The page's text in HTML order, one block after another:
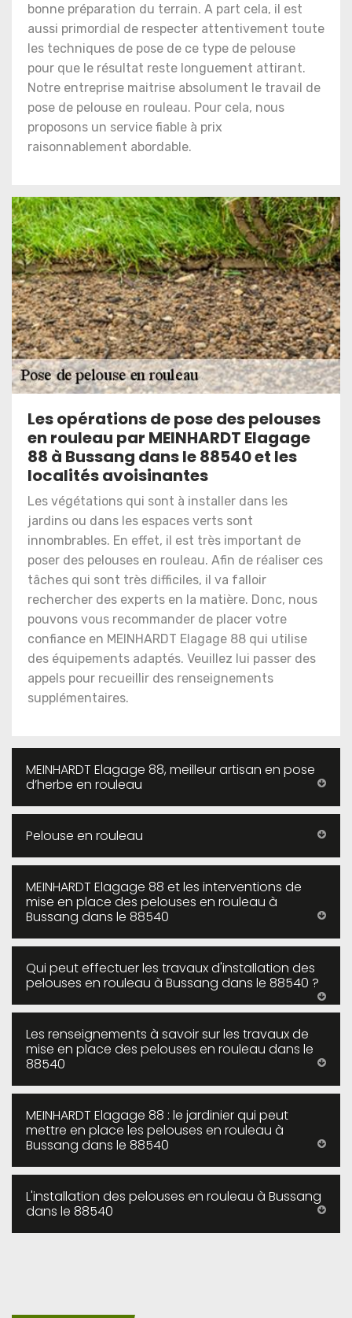
bonne préparation du terrain. A part cela, il est
aussi primordial de respecter attentivement toute
les techniques de pose de ce type de pelouse
pour que le résultat reste longuement attirant.
Notre entreprise maitrise absolument le travail de
pose de pelouse en rouleau. Pour cela, nous
proposons un service fiable à prix
raisonnablement abordable.
Les opérations de pose des pelouses
en rouleau par MEINHARDT Elagage
88 à Bussang dans le 88540 et les
localités avoisinantes
Les végétations qui sont à installer dans les
jardins ou dans les espaces verts sont
innombrables. En effet, il est très important de
poser des pelouses en rouleau. Afin de réaliser ces
tâches qui sont très difficiles, il va falloir
rechercher des experts en la matière. Donc, nous
pouvons vous recommander de placer votre
confiance en MEINHARDT Elagage 88 qui utilise
des équipements adaptés. Veuillez lui passer des
appels pour recueillir des renseignements
supplémentaires.
MEINHARDT Elagage 88, meilleur artisan en pose
d’herbe en rouleau
Pelouse en rouleau
MEINHARDT Elagage 88 et les interventions de
mise en place des pelouses en rouleau à
Bussang dans le 88540
Qui peut effectuer les travaux d'installation des
pelouses en rouleau à Bussang dans le 88540 ?
Les renseignements à savoir sur les travaux de
mise en place des pelouses en rouleau dans le
88540
MEINHARDT Elagage 88 : le jardinier qui peut
mettre en place les pelouses en rouleau à
Bussang dans le 88540
L'installation des pelouses en rouleau à Bussang
dans le 88540